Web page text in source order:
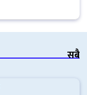
सबै